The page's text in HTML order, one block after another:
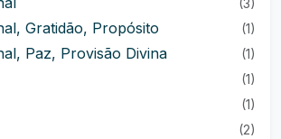
Gratidão, Propósito (1)
Paz, Provisão Divina (1)
(1)
(1)
(2)